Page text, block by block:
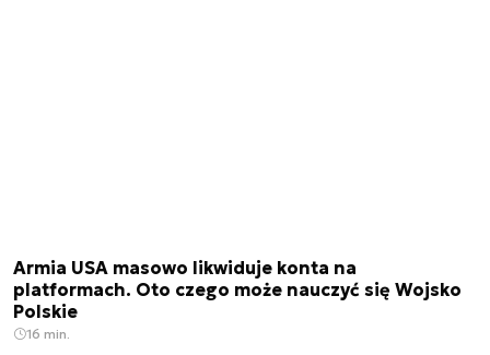
Armia USA masowo likwiduje konta na
platformach. Oto czego może nauczyć się Wojsko
Polskie
16 min.